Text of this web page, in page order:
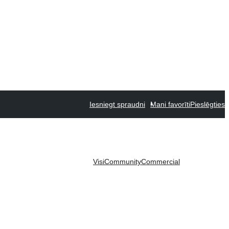
Iesniegt spraudni Mani favorītiPieslēgties
VisiCommunityCommercial